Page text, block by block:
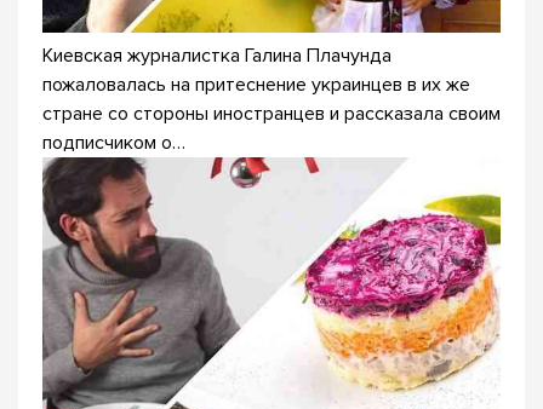
Киевская журналистка Галина Плачунда
пожаловалась на притеснение украинцев в их же
стране со стороны иностранцев и рассказала своим
подписчиком о…